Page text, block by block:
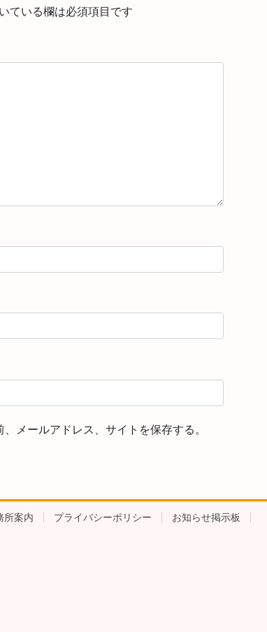
ている欄は必須項目です
メールアドレス、サイトを保存する。
所案内 プライバシーポリシー お知らせ掲示板